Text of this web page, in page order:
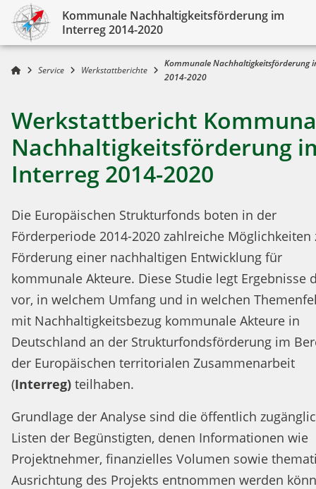
Kommunale Nachhaltigkeitsförderung im
Interreg 2014-2020
Service Werkstattberichte
Kommunale Nachhaltigkeitsförderung
2014-2020
Werkstattbericht
Nachhaltigkeitsförderung
Interreg 2014-2020
Die Europäischen Strukturfonds boten in der
Förderperiode 2014-2020 zahlreiche Möglichkeiten
Förderung einer nachhaltigen Entwicklung für
kommunale Akteure. Diese Studie legt Ergebnisse
vor, in welchem Umfang und in welchen
mit Nachhaltigkeitsbezug kommunale Akteure in
Deutschland an der Strukturfondsförderung im
der Europäischen territorialen Zusammenarbeit
(Interreg) teilhaben.
Grundlage der Analyse sind die öffentlich
Listen der Begünstigten, denen Informationen wie
Projektnehmer, finanzielles Volumen sowie
Ausrichtung des Projekts entnommen werden